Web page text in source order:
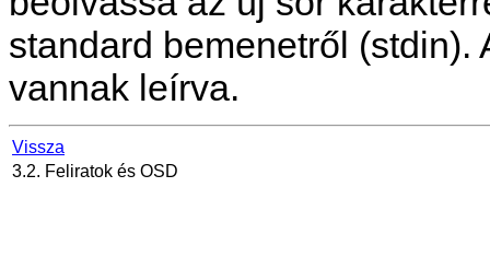
standard bemenetről (stdin).
vannak leírva.
Vissza
3.2. Feliratok és OSD